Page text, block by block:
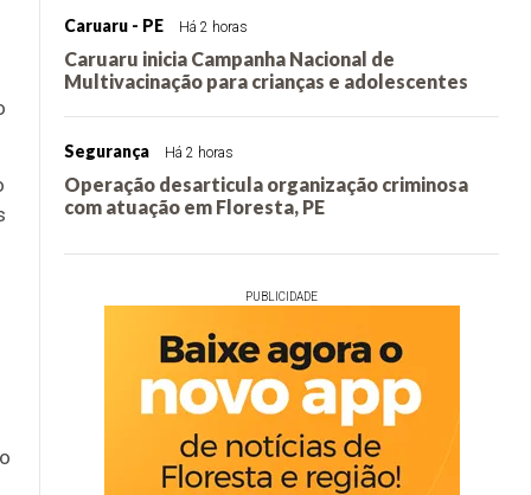
Caruaru - PE Há 2 horas
Caruaru inicia Campanha Nacional de
Multivacinação para crianças e adolescentes
Segurança Há 2 horas
Operação desarticula organização criminosa
com atuação em Floresta, PE
PUBLICIDADE